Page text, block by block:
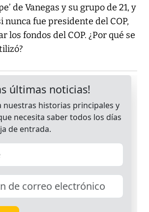
de Vanegas y su grupo de 21, y
nunca fue presidente del COP,
los fondos del COP. ¿Por qué se